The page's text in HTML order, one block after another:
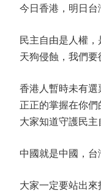
今日香港，明日台
民主自由是人權
天狗侵蝕，我們要
香港人暫時未有
正正的掌握在你
大家知道守護民主
中國就是中國，台
大家一定要站出來